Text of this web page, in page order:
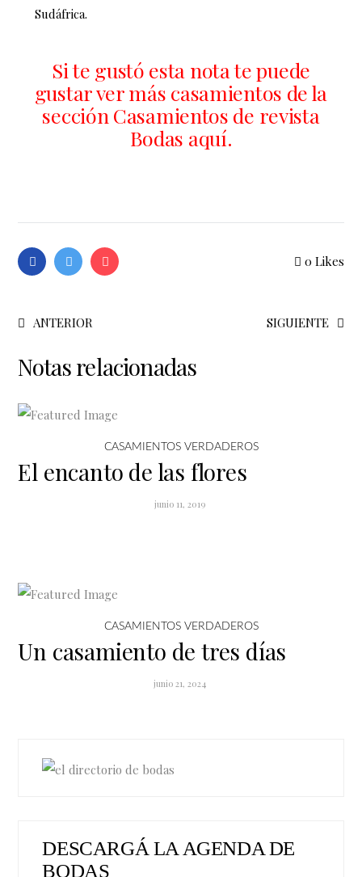
Sudáfrica.
Si te gustó esta nota te puede
gustar ver más casamientos de la
sección Casamientos de revista
Bodas aquí.
0 Likes
ANTERIOR SIGUIENTE
Notas relacionadas
CASAMIENTOS VERDADEROS
El encanto de las flores
junio 11, 2019
CASAMIENTOS VERDADEROS
Un casamiento de tres días
junio 21, 2024
DESCARGÁ LA AGENDA DE
BODAS